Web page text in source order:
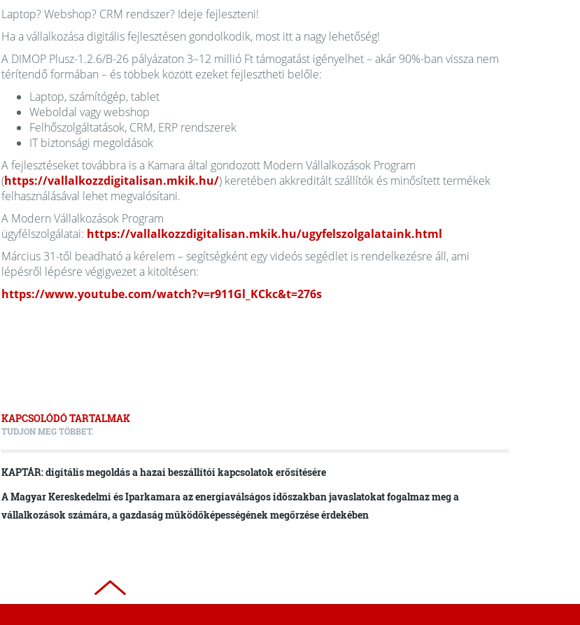
Laptop? Webshop? CRM rendszer? Ideje fejleszteni!
Ha a vállalkozása digitális fejlesztésen gondolkodik, most itt a nagy lehetőség!
A DIMOP Plusz-1.2.6/B-26 pályázaton 3–12 millió Ft támogatást igényelhet – akár 90%-ban vissza nem
térítendő formában – és többek között ezeket fejlesztheti belőle:
Laptop, számítógép, tablet
Weboldal vagy webshop
Felhőszolgáltatások, CRM, ERP rendszerek
IT biztonsági megoldások
A fejlesztéseket továbbra is a Kamara által gondozott Modern Vállalkozások Program
(https://vallalkozzdigitalisan.mkik.hu/) keretében akkreditált szállítók és minősített termékek
felhasználásával lehet megvalósítani.
A Modern Vállalkozások Program
ügyfélszolgálatai: https://vallalkozzdigitalisan.mkik.hu/ugyfelszolgalataink.html
Március 31-től beadható a kérelem – segítségként egy videós segédlet is rendelkezésre áll, ami
lépésről lépésre végigvezet a kitöltésen:
https://www.youtube.com/watch?v=r911Gl_KCkc&t=276s
KAPCSOLÓDÓ TARTALMAK
TUDJON MEG TÖBBET.
KAPTÁR: digitális megoldás a hazai beszállítói kapcsolatok erősítésére
A Magyar Kereskedelmi és Iparkamara az energiaválságos időszakban javaslatokat fogalmaz meg a
vállalkozások számára, a gazdaság működőképességének megőrzése érdekében